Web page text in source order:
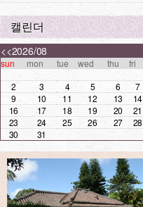
캘린더
<<2026/08
sun mon tue wed thu fri
2
3 4 5 6 7
9
10 11 12 13 14
16
17 18 19 20 21
23
24 25 26 27 28
30
31